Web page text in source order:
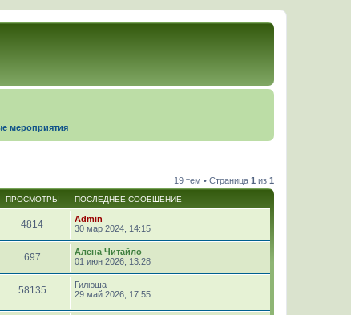
мероприятия
19 тем • Страница 1 из 1
ПРОСМОТРЫ ПОСЛЕДНЕЕ СООБЩЕНИЕ
4814
Admin
30 мар 2024, 14:15
697
Алена Читайло
01 июн 2026, 13:28
58135
Гилюша
29 май 2026, 17:55